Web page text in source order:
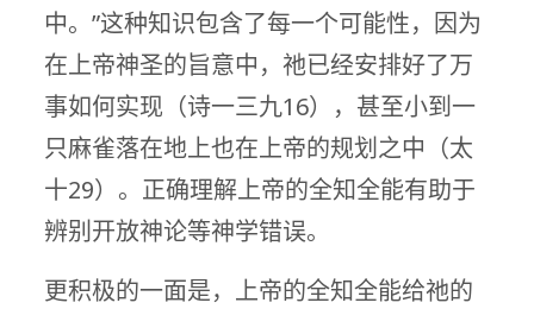
中。”这种知识包含了每一个可能性，因为
在上帝神圣的旨意中，祂已经安排好了万
事如何实现（诗一三九16），甚至小到一
只麻雀落在地上也在上帝的规划之中（太
十29）。正确理解上帝的全知全能有助于
辨别开放神论等神学错误。
更积极的一面是，上帝的全知全能给祂的